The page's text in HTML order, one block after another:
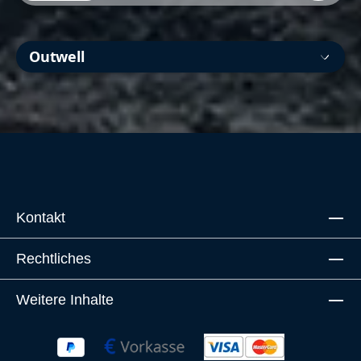
Outwell
Kontakt
Rechtliches
Weitere Inhalte